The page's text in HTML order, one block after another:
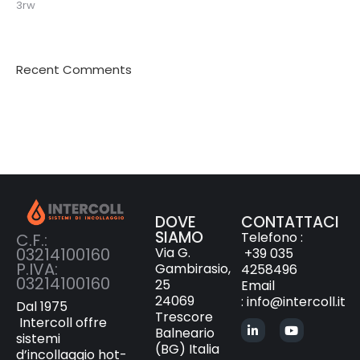
3rw
Recent Comments
C.F.:
03214100160
P.IVA:
03214100160
Dal 1975
Intercoll offre
sistemi
d’incollaggio hot-
DOVE
SIAMO
Via G.
Gambirasio,
25
24069
Trescore
Balneario
(BG) Italia
CONTATTACI
Telefono :
+39 035
4258496
Email
: info@intercoll.it